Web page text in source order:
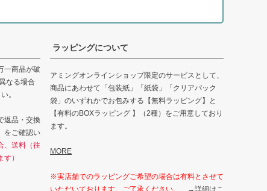
一商品が破
なる場合
。
返品・交換
をご確認い
、送料（往
）
ラッピングについて
アミングオンラインショップ限定のサービスとして、
商品にあわせて「包装紙」「紙袋」「クリアパック
袋」のいずれかでお包みする【無料ラッピング】と
【有料のBOXラッピング 】（2種）をご用意しており
ます。
MORE
※実店舗でのラッピングご希望の場合は有料とさせて
いただいております。ご了承ください。
→詳細はこ